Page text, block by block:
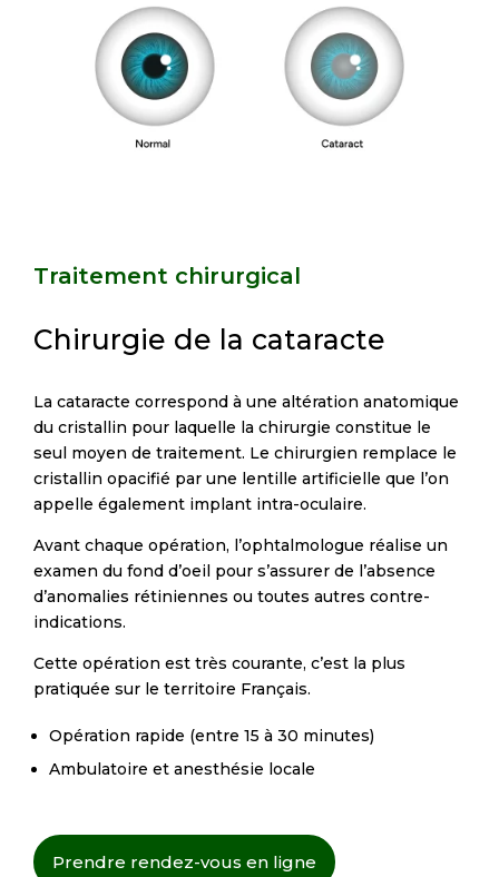
Traitement chirurgical
Chirurgie de la cataracte
La cataracte correspond à une altération anatomique
du cristallin pour laquelle la chirurgie constitue le
seul moyen de traitement. Le chirurgien remplace le
cristallin opacifié par une lentille artificielle que l’on
appelle également implant intra-oculaire.
Avant chaque opération, l’ophtalmologue réalise un
examen du fond d’oeil pour s’assurer de l’absence
d’anomalies rétiniennes ou toutes autres contre-
indications.
Cette opération est très courante, c’est la plus
pratiquée sur le territoire Français.
Opération rapide (entre 15 à 30 minutes)
Ambulatoire et anesthésie locale
Prendre rendez-vous en ligne